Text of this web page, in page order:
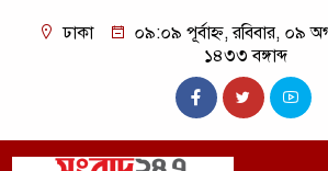
ঢাকা
০৯:০৯ পূর্বাহ্ন, রবিবার, ০৯
১৪৩৩ বঙ্গাব্দ